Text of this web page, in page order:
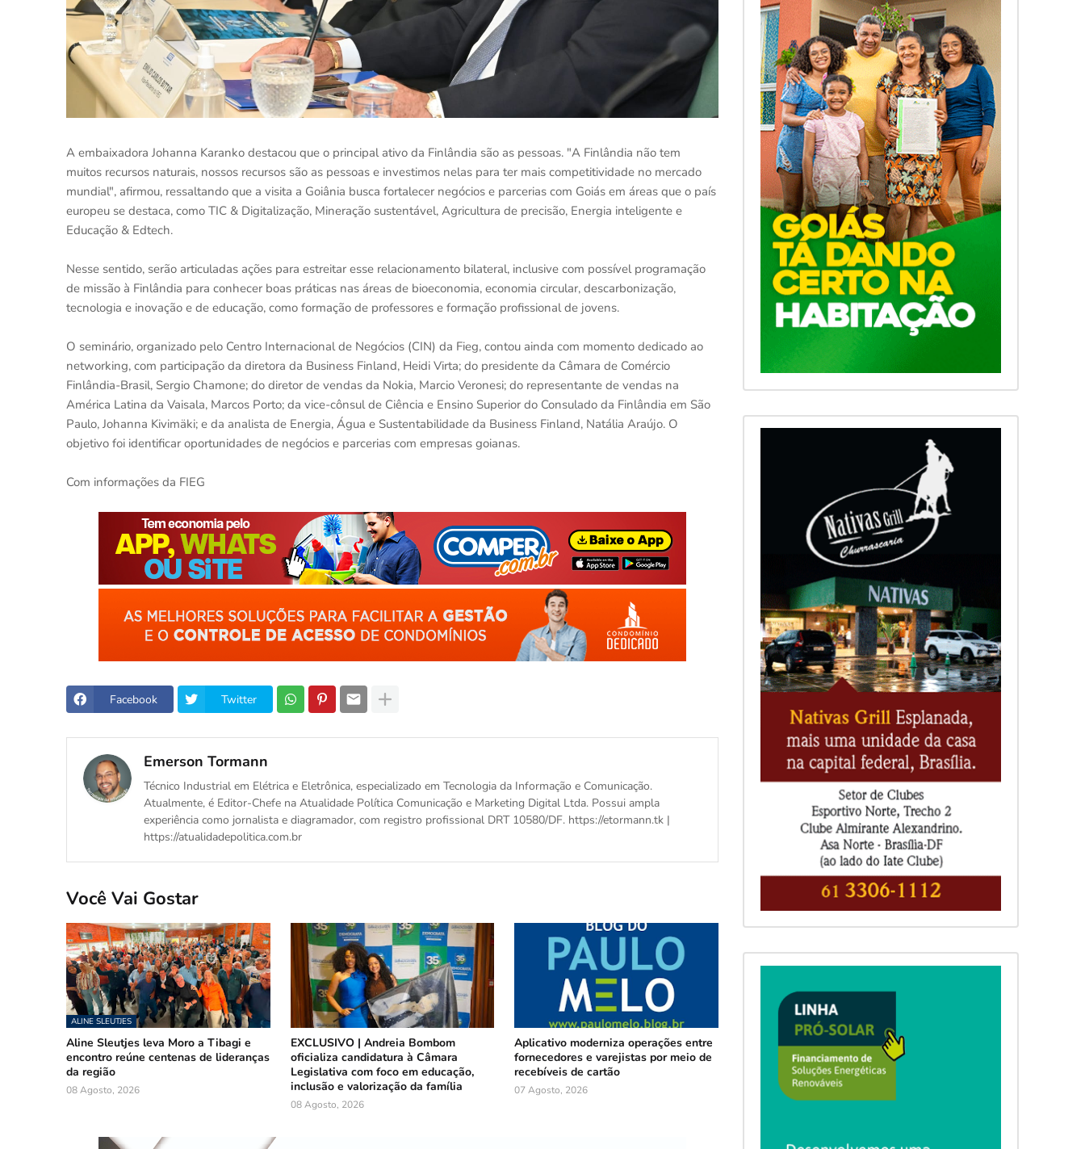
A embaixadora Johanna Karanko destacou que o principal ativo da Finlândia são as pessoas. "A Finlândia não tem
muitos recursos naturais, nossos recursos são as pessoas e investimos nelas para ter mais competitividade no mercado
mundial", afirmou, ressaltando que a visita a Goiânia busca fortalecer negócios e parcerias com Goiás em áreas que o país
europeu se destaca, como TIC & Digitalização, Mineração sustentável, Agricultura de precisão, Energia inteligente e
Educação & Edtech.
Nesse sentido, serão articuladas ações para estreitar esse relacionamento bilateral, inclusive com possível programação
de missão à Finlândia para conhecer boas práticas nas áreas de bioeconomia, economia circular, descarbonização,
tecnologia e inovação e de educação, como formação de professores e formação profissional de jovens.
O seminário, organizado pelo Centro Internacional de Negócios (CIN) da Fieg, contou ainda com momento dedicado ao
networking, com participação da diretora da Business Finland, Heidi Virta; do presidente da Câmara de Comércio
Finlândia-Brasil, Sergio Chamone; do diretor de vendas da Nokia, Marcio Veronesi; do representante de vendas na
América Latina da Vaisala, Marcos Porto; da vice-cônsul de Ciência e Ensino Superior do Consulado da Finlândia em São
Paulo, Johanna Kivimäki; e da analista de Energia, Água e Sustentabilidade da Business Finland, Natália Araújo. O
objetivo foi identificar oportunidades de negócios e parcerias com empresas goianas.
Com informações da FIEG
Facebook Twitter
Emerson Tormann
Técnico Industrial em Elétrica e Eletrônica, especializado em Tecnologia da Informação e Comunicação.
Atualmente, é Editor-Chefe na Atualidade Política Comunicação e Marketing Digital Ltda. Possui ampla
experiência como jornalista e diagramador, com registro profissional DRT 10580/DF. https://etormann.tk |
https://atualidadepolitica.com.br
Você Vai Gostar
ALINE SLEUTJES
Aline Sleutjes leva Moro a Tibagi e
encontro reúne centenas de lideranças
da região
08 Agosto, 2026
EXCLUSIVO | Andreia Bombom
oficializa candidatura à Câmara
Legislativa com foco em educação,
inclusão e valorização da família
08 Agosto, 2026
Aplicativo moderniza operações entre
fornecedores e varejistas por meio de
recebíveis de cartão
07 Agosto, 2026